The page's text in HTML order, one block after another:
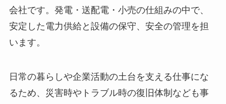
会社です。発電・送配電・小売の仕組みの中で、
安定した電力供給と設備の保守、安全の管理を担
います。
日常の暮らしや企業活動の土台を支える仕事にな
るため、災害時やトラブル時の復旧体制なども事